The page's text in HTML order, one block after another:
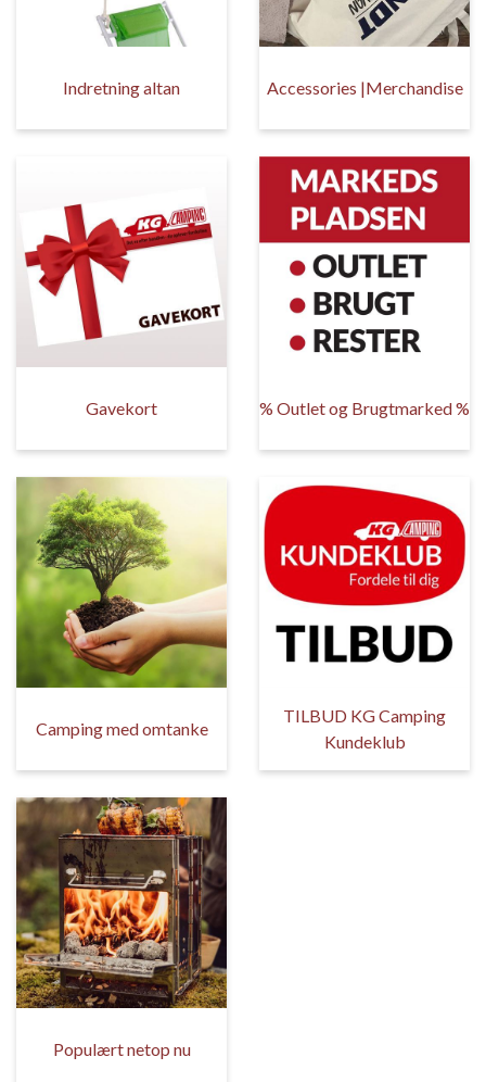
Indretning altan Accessories |Merchandise
Gavekort % Outlet og Brugtmarked %
Camping med omtanke
TILBUD KG Camping
Kundeklub
Populært netop nu